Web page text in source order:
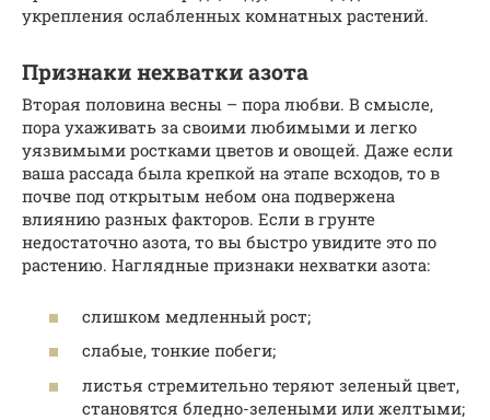
укрепления ослабленных комнатных растений.
Признаки нехватки азота
Вторая половина весны – пора любви. В смысле,
пора ухаживать за своими любимыми и легко
уязвимыми ростками цветов и овощей. Даже если
ваша рассада была крепкой на этапе всходов, то в
почве под открытым небом она подвержена
влиянию разных факторов. Если в грунте
недостаточно азота, то вы быстро увидите это по
растению. Наглядные признаки нехватки азота:
слишком медленный рост;
слабые, тонкие побеги;
листья стремительно теряют зеленый цвет,
становятся бледно-зелеными или желтыми;